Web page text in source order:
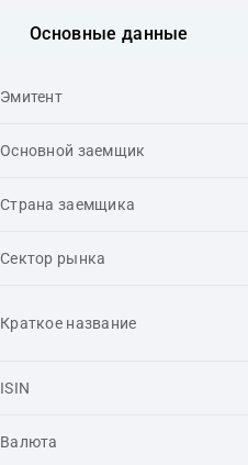
Основные данные
Эмитент
Основной заемщик
Страна заемщика
Сектор рынка
Краткое название
ISIN
Валюта